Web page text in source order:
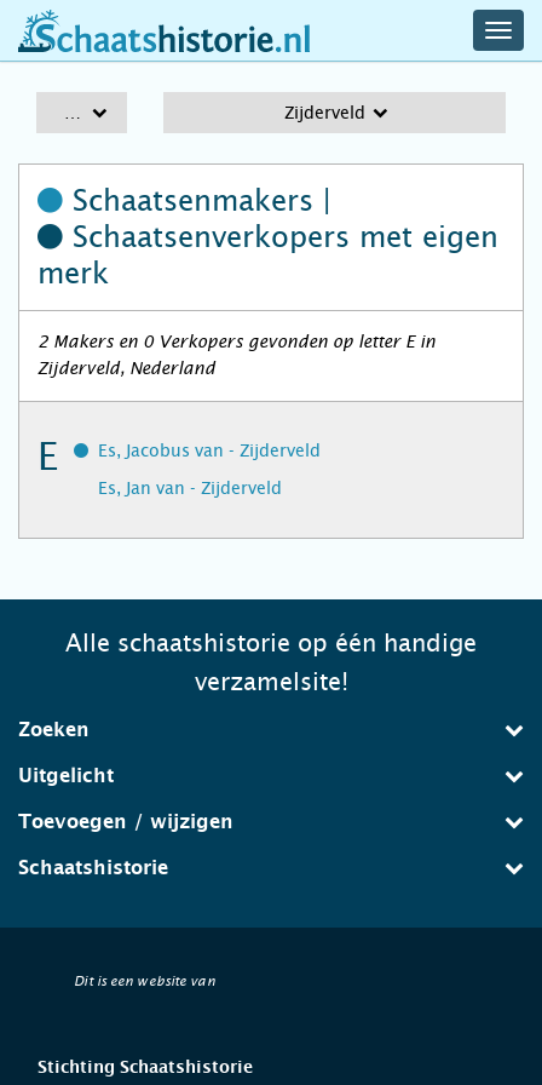
schaatshistorie.nl
Zijderveld
Schaatsenmakers |
Schaatsenverkopers met eigen
merk
2 Makers en 0 Verkopers gevonden op letter E in
Zijderveld, Nederland
E
Es, Jacobus van - Zijderveld
Es, Jan van - Zijderveld
Alle schaatshistorie op één handige
verzamelsite!
Zoeken
Uitgelicht
Toevoegen / wijzigen
Schaatshistorie
Dit is een website van
Stichting Schaatshistorie